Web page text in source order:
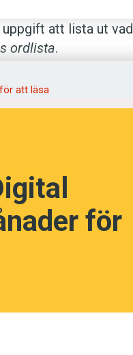
att lista ut vad
ordlista.
#86)
att läsa
för